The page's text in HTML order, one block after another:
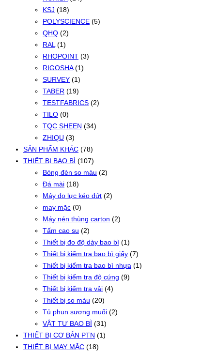
KSJ (18)
POLYSCIENCE (5)
QHQ (2)
RAL (1)
RHOPOINT (3)
RIGOSHA (1)
SURVEY (1)
TABER (19)
TESTFABRICS (2)
TILO (0)
TQC SHEEN (34)
ZHIQU (3)
SẢN PHẨM KHÁC (78)
THIẾT BỊ BAO BÌ (107)
Bóng đèn so màu (2)
Đá mài (18)
Máy đo lực kéo đứt (2)
may mặc (0)
Máy nén thùng carton (2)
Tấm cao su (2)
Thiết bị đo độ dày bao bì (1)
Thiết bị kiểm tra bao bì giấy (7)
Thiết bị kiểm tra bao bì nhựa (1)
Thiết bị kiểm tra độ cứng (9)
Thiết bị kiểm tra vải (4)
Thiết bị so màu (20)
Tủ phun sương muối (2)
VẬT TƯ BAO BÌ (31)
THIẾT BỊ CƠ BẢN PTN (1)
THIẾT BỊ MAY MẶC (18)